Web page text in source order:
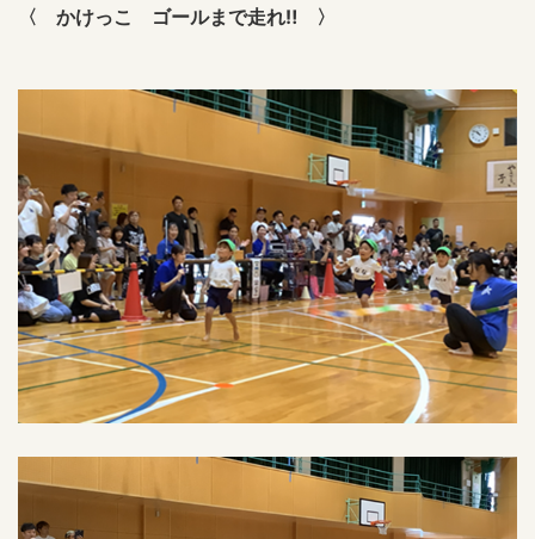
〈 かけっこ ゴールまで走れ‼ 〉